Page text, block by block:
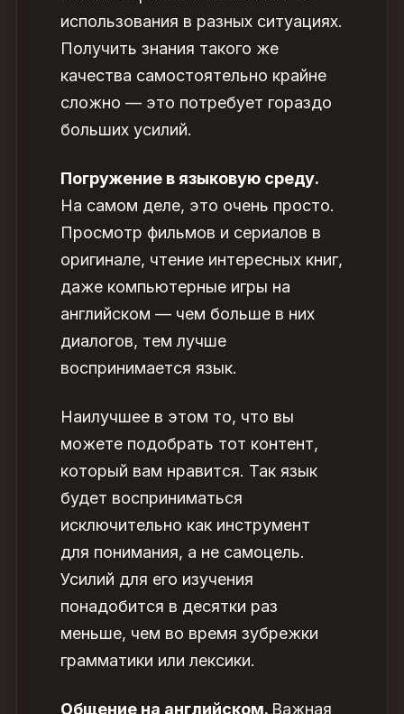
использования в разных ситуациях.
Получить знания такого же
качества самостоятельно крайне
сложно — это потребует гораздо
больших усилий.
Погружение в языковую среду.
На самом деле, это очень просто.
Просмотр фильмов и сериалов в
оригинале, чтение интересных книг,
даже компьютерные игры на
английском — чем больше в них
диалогов, тем лучше
воспринимается язык.
Наилучшее в этом то, что вы
можете подобрать тот контент,
который вам нравится. Так язык
будет восприниматься
исключительно как инструмент
для понимания, а не самоцель.
Усилий для его изучения
понадобится в десятки раз
меньше, чем во время зубрежки
грамматики или лексики.
Общение на английском. Важная